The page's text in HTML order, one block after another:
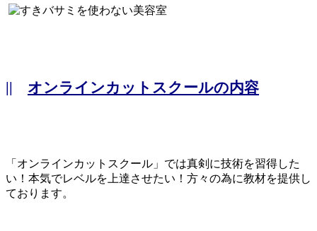
|| オンラインカットスクールの内容
「オンラインカットスクール」では真剣に技術を習得した
い！本気でレベルを上達させたい！方々の為に教材を提供し
ております。